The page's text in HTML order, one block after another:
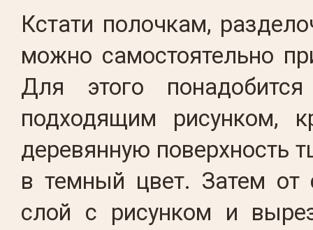
Кстати полочкам,
можно самостоятельно
Для этого
подходящим рисунком,
деревянную поверхность
в темный цвет. Затем от
слой с рисунком и